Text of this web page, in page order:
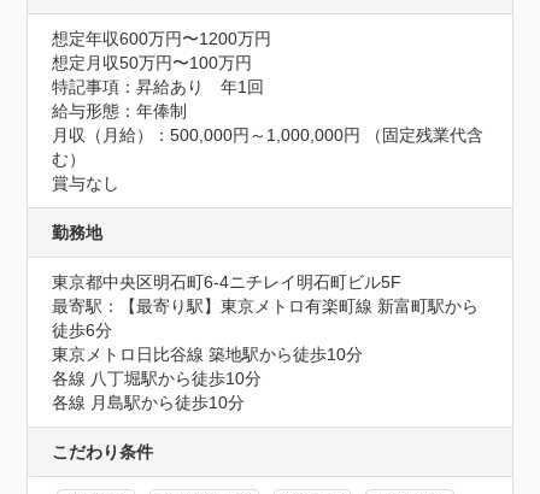
想定年収600万円〜1200万円
想定月収50万円〜100万円
特記事項：昇給あり　年1回
給与形態：年俸制
月収（月給）：500,000円～1,000,000円 （固定残業代含
む）
賞与なし
勤務地
東京都中央区明石町6-4ニチレイ明石町ビル5F
最寄駅：【最寄り駅】東京メトロ有楽町線 新富町駅から
徒歩6分
東京メトロ日比谷線 築地駅から徒歩10分
各線 八丁堀駅から徒歩10分
各線 月島駅から徒歩10分
こだわり条件